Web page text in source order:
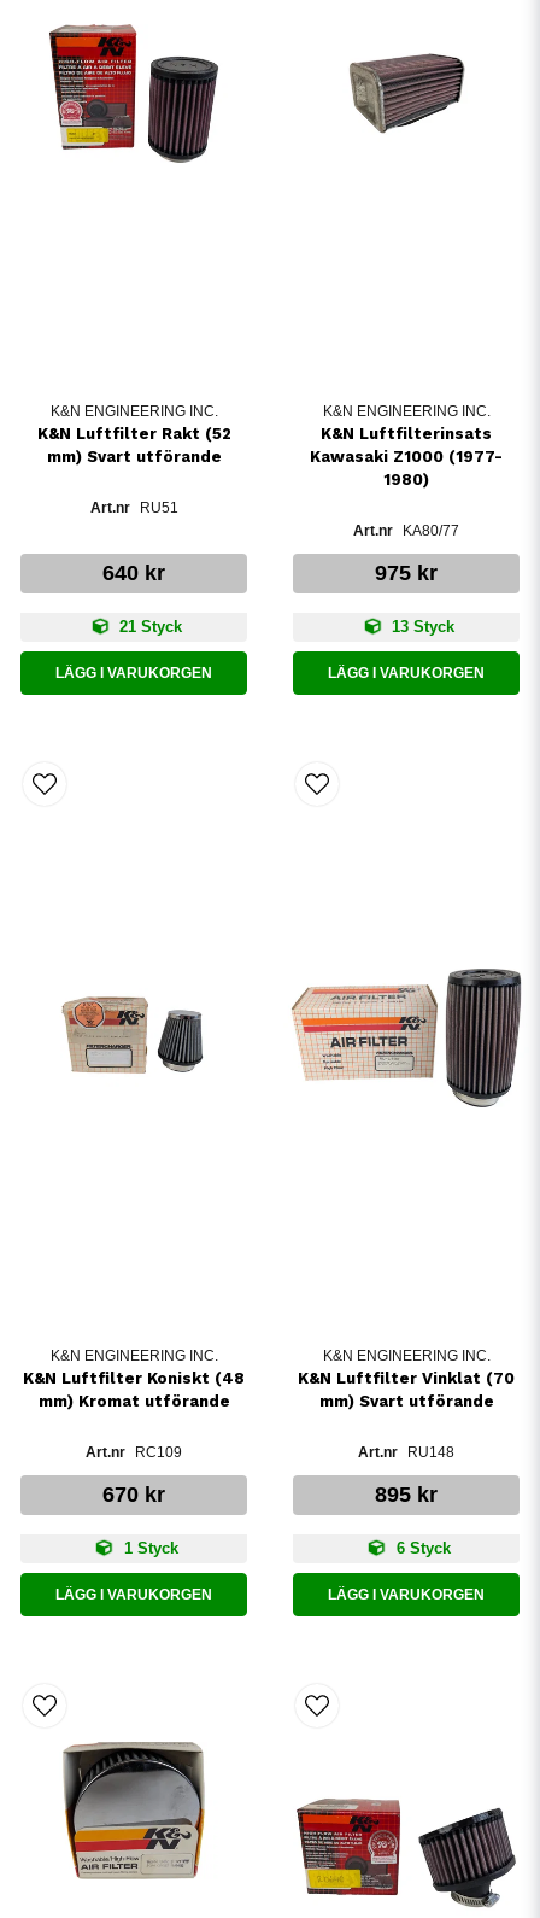
K&N ENGINEERING INC.
K&N Luftfilter Rakt (52
mm) Svart utförande
RU51
640 kr
21 Styck
LÄGG I VARUKORGEN
K&N ENGINEERING INC.
K&N Luftfilterinsats
Kawasaki Z1000 (1977-
1980)
KA80/77
975 kr
13 Styck
LÄGG I VARUKORGEN
K&N ENGINEERING INC.
K&N Luftfilter Koniskt (48
mm) Kromat utförande
RC109
670 kr
1 Styck
LÄGG I VARUKORGEN
K&N ENGINEERING INC.
K&N Luftfilter Vinklat (70
mm) Svart utförande
RU148
895 kr
6 Styck
LÄGG I VARUKORGEN